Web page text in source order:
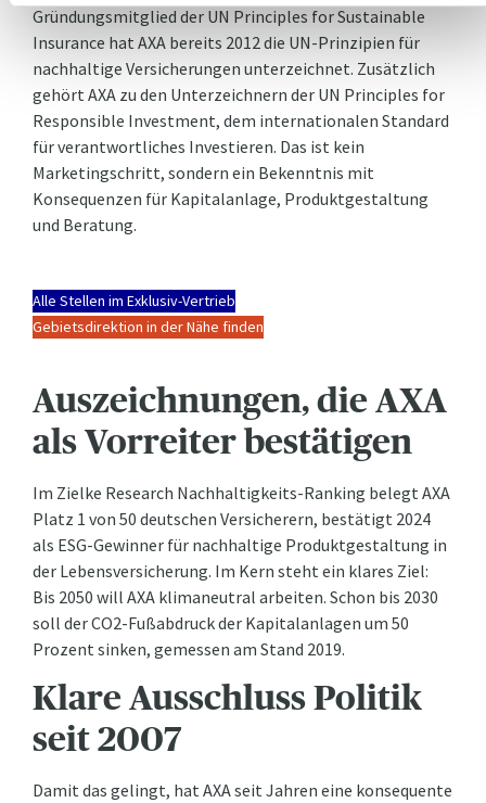
Gründungsmitglied der UN Principles for Sustainable
Insurance hat AXA bereits 2012 die UN-Prinzipien für
nachhaltige Versicherungen unterzeichnet. Zusätzlich
gehört AXA zu den Unterzeichnern der UN Principles for
Responsible Investment, dem internationalen Standard
für verantwortliches Investieren. Das ist kein
Marketingschritt, sondern ein Bekenntnis mit
Konsequenzen für Kapitalanlage, Produktgestaltung
und Beratung.
Alle Stellen im Exklusiv-Vertrieb
Gebietsdirektion in der Nähe finden
Auszeichnungen, die AXA
als Vorreiter bestätigen
Im Zielke Research Nachhaltigkeits-Ranking belegt AXA
Platz 1 von 50 deutschen Versicherern, bestätigt 2024
als ESG-Gewinner für nachhaltige Produktgestaltung in
der Lebensversicherung. Im Kern steht ein klares Ziel:
Bis 2050 will AXA klimaneutral arbeiten. Schon bis 2030
soll der CO2-Fußabdruck der Kapitalanlagen um 50
Prozent sinken, gemessen am Stand 2019.
Klare Ausschluss Politik
seit 2007
Damit das gelingt, hat AXA seit Jahren eine konsequente